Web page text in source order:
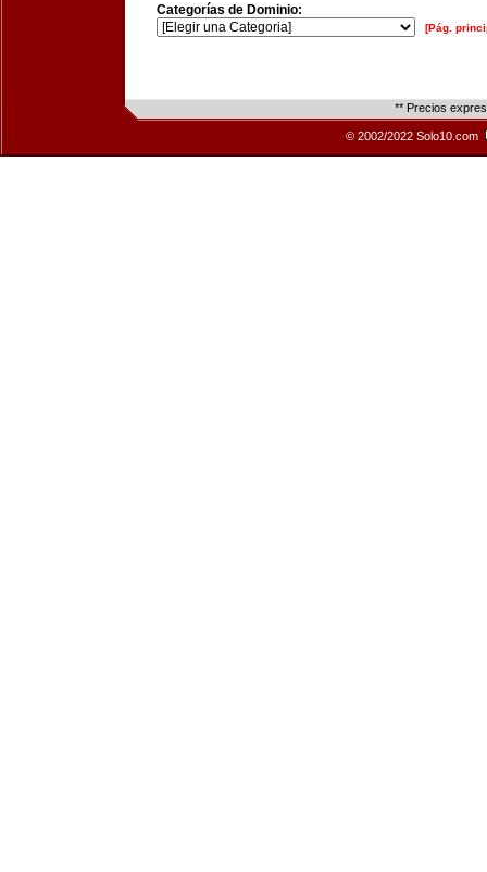
Categorías de Dominio:
[Pág.
** Precios
© 2002/2022 Solo10.com